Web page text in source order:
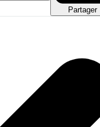
Partager